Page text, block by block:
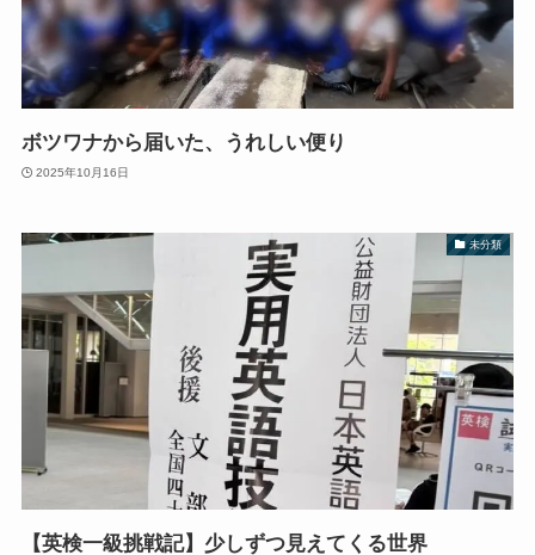
ボツワナから届いた、うれしい便り
2025年10月16日
未分類
【英検一級挑戦記】少しずつ見えてくる世界